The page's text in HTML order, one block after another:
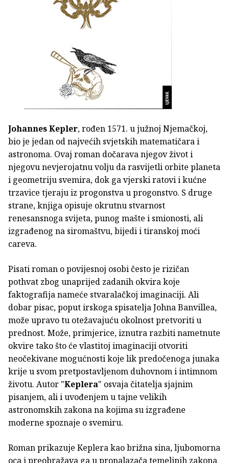
Johannes Kepler, rođen 1571. u južnoj Njemačkoj,
bio je jedan od najvećih svjetskih matematičara i
astronoma. Ovaj roman dočarava njegov život i
njegovu nevjerojatnu volju da rasvijetli orbite planeta
i geometriju svemira, dok ga vjerski ratovi i kućne
trzavice tjeraju iz progonstva u progonstvo. S druge
strane, knjiga opisuje okrutnu stvarnost
renesansnoga svijeta, punog mašte i smionosti, ali
izgrađenog na siromaštvu, bijedi i tiranskoj moći
careva.
Pisati roman o povijesnoj osobi često je rizičan
pothvat zbog unaprijed zadanih okvira koje
faktografija nameće stvaralačkoj imaginaciji. Ali
dobar pisac, poput irskoga spisatelja Johna Banvillea,
može upravo tu otežavajuću okolnost pretvoriti u
prednost. Može, primjerice, iznutra razbiti nametnute
okvire tako što će vlastitoj imaginaciji otvoriti
neočekivane mogućnosti koje lik predočenoga junaka
krije u svom pretpostavljenom duhovnom i intimnom
životu. Autor "Keplera" osvaja čitatelja sjajnim
pisanjem, ali i uvođenjem u tajne velikih
astronomskih zakona na kojima su izgrađene
moderne spoznaje o svemiru.
Roman prikazuje Keplera kao brižna sina, ljubomorna
oca i preobražava ga u pronalazača temeljnih zakona